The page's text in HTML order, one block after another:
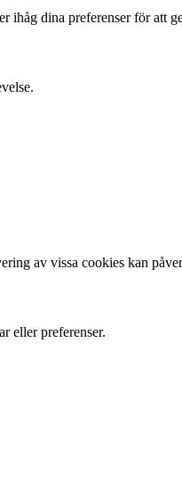
dina preferenser för att
av vissa cookies kan
eller preferenser.